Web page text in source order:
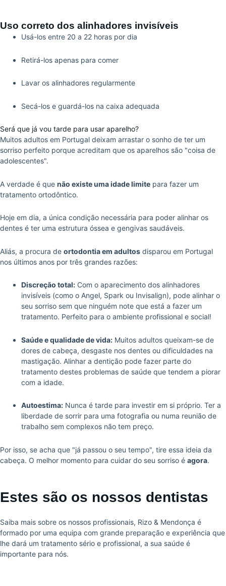
Uso correto dos alinhadores invisíveis
Usá-los entre 20 a 22 horas por dia
Retirá-los apenas para comer
Lavar os alinhadores regularmente
Secá-los e guardá-los na caixa adequada
Será que já vou tarde para usar aparelho?
Muitos adultos em Portugal deixam arrastar o sonho de ter um
sorriso perfeito porque acreditam que os aparelhos são "coisa de
adolescentes".
A verdade é que não existe uma idade limite para fazer um
tratamento ortodôntico.
Hoje em dia, a única condição necessária para poder alinhar os
dentes é ter uma estrutura óssea e gengivas saudáveis.
Aliás, a procura de ortodontia em adultos disparou em Portugal
nos últimos anos por três grandes razões:
Discreção total: Com o aparecimento dos alinhadores
invisíveis (como o Angel, Spark ou Invisalign), pode alinhar o
seu sorriso sem que ninguém note que está a fazer um
tratamento. Perfeito para o ambiente profissional e social!
Saúde e qualidade de vida: Muitos adultos queixam-se de
dores de cabeça, desgaste nos dentes ou dificuldades na
mastigação. Alinhar a dentição pode fazer parte do
tratamento destes problemas de saúde que tendem a piorar
com a idade.
Autoestima: Nunca é tarde para investir em si próprio. Ter a
liberdade de sorrir para uma fotografia ou numa reunião de
trabalho sem complexos não tem preço.
Por isso, se acha que "já passou o seu tempo", tire essa ideia da
cabeça. O melhor momento para cuidar do seu sorriso é agora.
Estes são os nossos dentistas
Saiba mais sobre os nossos profissionais, Rizo & Mendonça é
formado por uma equipa com grande preparação e experiência que
lhe dará um tratamento sério e profissional, a sua saúde é
importante para nós.